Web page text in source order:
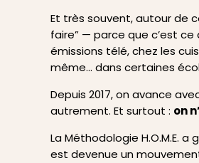
Et très souvent, autour de
faire” — parce que c’est ce
émissions télé, chez les
même… dans certaines
Depuis 2017, on avance
autrement. Et surtout : on
La Méthodologie H.O.M.E. a
est devenue un